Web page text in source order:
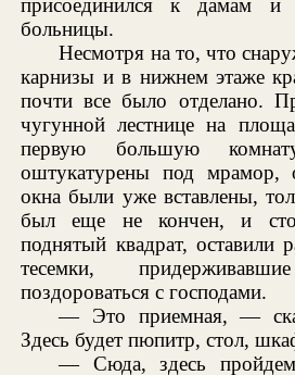
присоединился к дамам и
больницы.
Несмотря на то, что
карнизы и в нижнем этаже
почти все было отделано.
чугунной лестнице на
первую большую
оштукатурены под мрамор,
окна были уже вставлены,
был еще не кончен, и
поднятый квадрат, оставили
тесемки,
поздороваться с господами.
— Это приемная, —
Здесь будет пюпитр, стол,
— Сюда, здесь